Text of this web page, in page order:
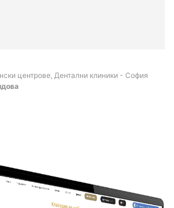
центрове, Дентални клиники - София